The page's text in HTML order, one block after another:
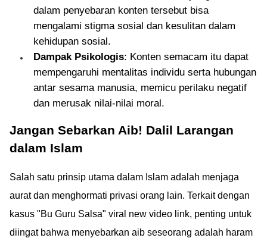
dalam penyebaran konten tersebut bisa
mengalami stigma sosial dan kesulitan dalam
kehidupan sosial.
Dampak Psikologis: Konten semacam itu dapat
mempengaruhi mentalitas individu serta hubungan
antar sesama manusia, memicu perilaku negatif
dan merusak nilai-nilai moral.
Jangan Sebarkan Aib! Dalil Larangan
dalam Islam
Salah satu prinsip utama dalam Islam adalah menjaga
aurat dan menghormati privasi orang lain. Terkait dengan
kasus "Bu Guru Salsa" viral new video link, penting untuk
diingat bahwa menyebarkan aib seseorang adalah haram